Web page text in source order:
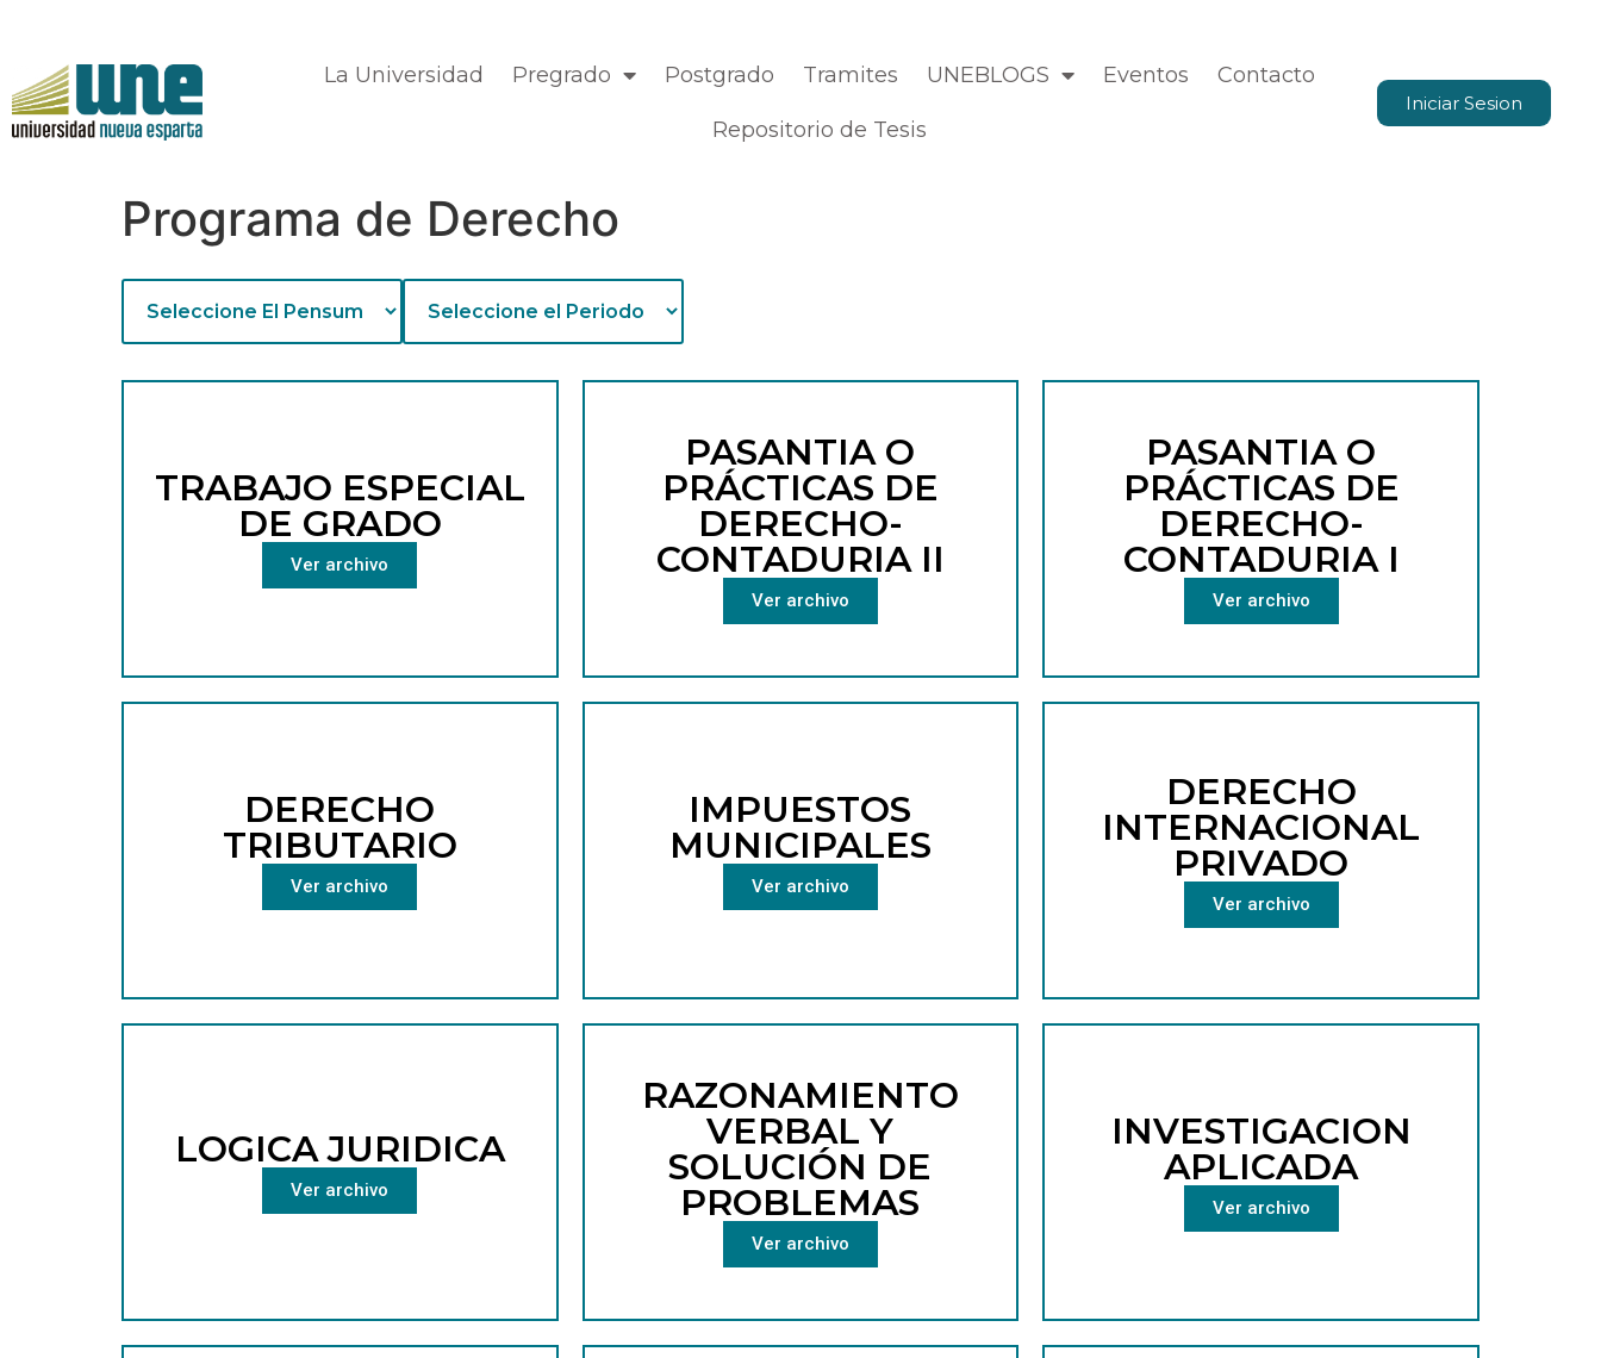
La Universidad Pregrado Postgrado Tramites UNEBLOGS Eventos Contacto
Repositorio de Tesis
Iniciar Sesion
Programa de Derecho
TRABAJO ESPECIAL
DE GRADO
Ver archivo
PASANTIA O
PRÁCTICAS DE
DERECHO-
CONTADURIA II
Ver archivo
PASANTIA O
PRÁCTICAS DE
DERECHO-
CONTADURIA I
Ver archivo
DERECHO
TRIBUTARIO
Ver archivo
IMPUESTOS
MUNICIPALES
Ver archivo
DERECHO
INTERNACIONAL
PRIVADO
Ver archivo
LOGICA JURIDICA
Ver archivo
RAZONAMIENTO
VERBAL Y
SOLUCIÓN DE
PROBLEMAS
Ver archivo
INVESTIGACION
APLICADA
Ver archivo